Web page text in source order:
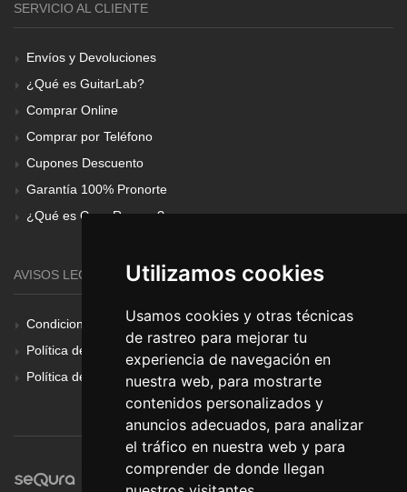
Utilizamos cookies
Usamos cookies y otras técnicas
de rastreo para mejorar tu
experiencia de navegación en
nuestra web, para mostrarte
contenidos personalizados y
anuncios adecuados, para analizar
el tráfico en nuestra web y para
comprender de donde llegan
SERVICIO AL CLIENTE
Envíos y Devoluciones
¿Qué es GuitarLab?
Comprar Online
Comprar por Teléfono
Cupones Descuento
Garantía 100% Pronorte
¿Qué es Gear Renove?
AVISOS LEGALES
Condiciones Generales
Política de Cookies
Política de Privacidad